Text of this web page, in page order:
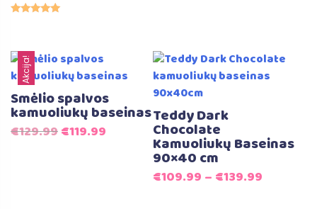
Akcija!
Smėlio spalvos
kamuoliukų baseinas
€129.99Original
€119.99
Teddy Dark
Chocolate
Kamuoliukų Baseinas
90×40 cm
€109.99 – €139.99